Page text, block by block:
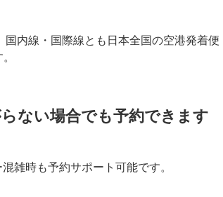
国内線・国際線とも日本全国の空港発着便
ない場合でも予約できます
雑時も予約サポート可能です。